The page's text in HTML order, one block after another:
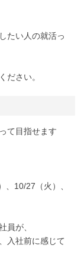
たい人の就活っ
ださい。
て目指せます
10/27（火）、
員が、
入社前に感じて